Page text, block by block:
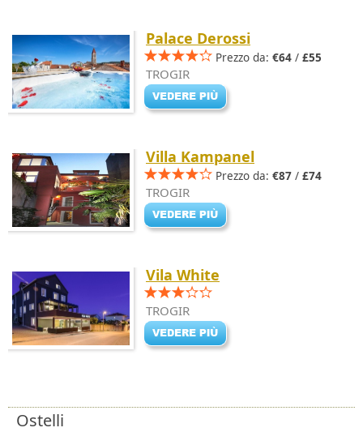
Palace Derossi
Prezzo da: €64 / £55
TROGIR
Villa Kampanel
Prezzo da: €87 / £74
TROGIR
Vila White
TROGIR
Ostelli